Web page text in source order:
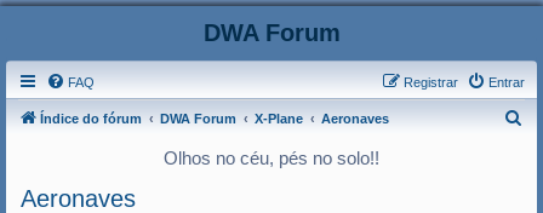
DWA Forum
FAQ Entrar
Registrar
Índice do fórum DWA Forum X-Plane Aeronaves
Olhos no céu, pés no solo!!
Aeronaves